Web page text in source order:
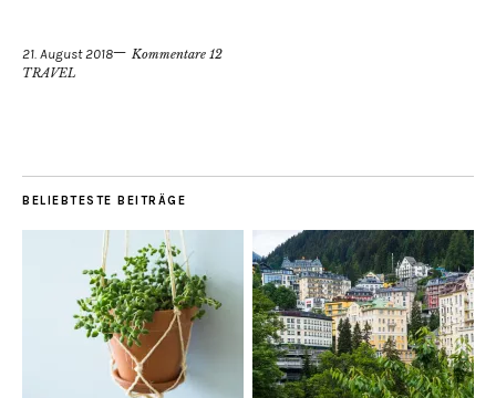
21. August 2018
Kommentare 12
TRAVEL
BELIEBTESTE BEITRÄGE